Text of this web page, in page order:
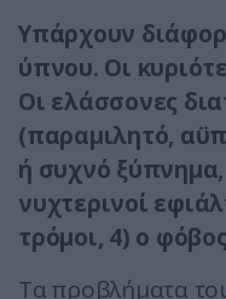
Υπάρχουν
ύπνου. Οι
Οι ελάσσονες
(παραμιλητό,
ή συχνό
νυχτερινοί
τρόμοι, 4) ο
Τα προβλήματα